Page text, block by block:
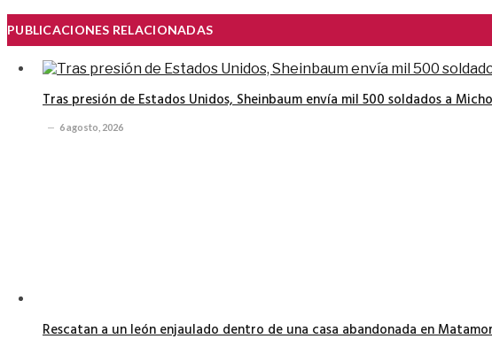
PUBLICACIONES RELACIONADAS
Tras presión de Estados Unidos, Sheinbaum envía mil 500 soldados a
6 agosto, 2026
Rescatan a un león enjaulado dentro de una casa abandonada en